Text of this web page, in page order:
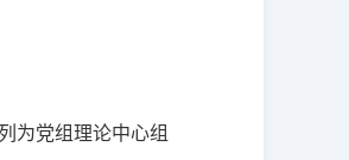
为党组理论中心组